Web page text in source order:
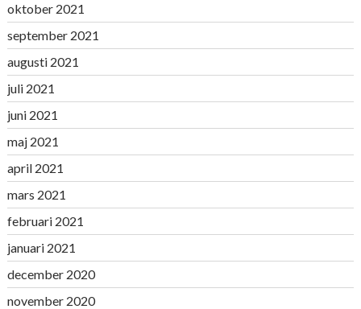
oktober 2021
september 2021
augusti 2021
juli 2021
juni 2021
maj 2021
april 2021
mars 2021
februari 2021
januari 2021
december 2020
november 2020